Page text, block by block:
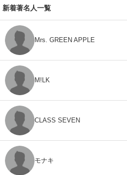
新着著名人一覧
Mrs. GREEN APPLE
M!LK
CLASS SEVEN
モナキ